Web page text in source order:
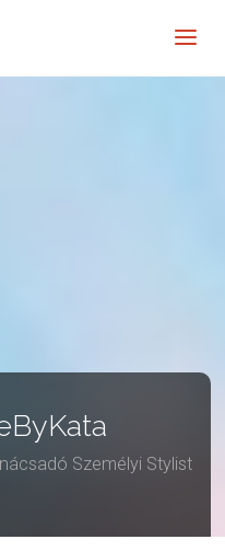
Személyi Stylist